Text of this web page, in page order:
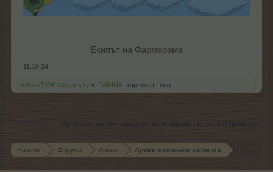
Екипът на Фармерама​
11.10.24
milena7004 tanyamery и .TAINNA. харесват това.
(Трябва да влезеш или да се регистрираш, за да отговаряш тук.)
Начало Форуми Архив Архив отминали събития